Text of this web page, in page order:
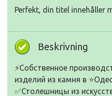
Perfekt, din titel innehåller
Beskrivning
⚡Собственное
изделий из камня в
✅Столешницы из